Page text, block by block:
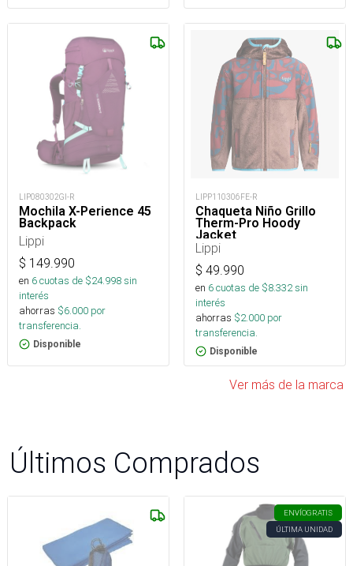
LIP080302GI-R
Mochila X-Perience 45
Backpack
Lippi
$ 149.990
en 6cuotas de $24.998sin
interés
ahorras $6.000 por
transferencia.
Disponible
LIPP110306FE-R
Chaqueta Niño Grillo
Therm-Pro Hoody
Jacket
Lippi
$ 49.990
en 6cuotas de $8.332sin
interés
ahorras $2.000 por
transferencia.
Disponible
Ver más de la marca
Últimos Comprados
ENVÍOGRATIS
ÚLTIMA UNIDAD